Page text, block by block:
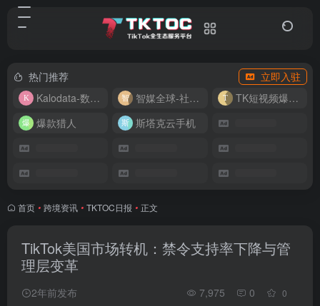
热门推荐
立即入驻
Kalodata-数据分析平台
智媒全球-社媒管理平台
TK短视频爆款复刻
爆款猎人
斯塔克云手机
首页 • 跨境资讯 • TKTOC日报 • 正文
TikTok美国市场转机：禁令支持率下降与管
理层变革
2年前发布 7,975 0 0